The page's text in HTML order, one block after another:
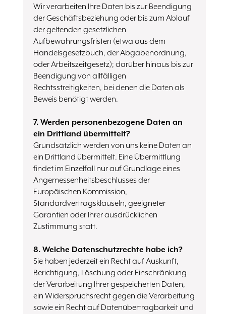
Wir verarbeiten Ihre Daten bis zur Beendigung
der Geschäftsbeziehung oder bis zum Ablauf
der geltenden gesetzlichen
Aufbewahrungsfristen (etwa aus dem
Handelsgesetzbuch, der Abgabenordnung,
oder Arbeitszeitgesetz); darüber hinaus bis zur
Beendigung von allfälligen
Rechtsstreitigkeiten, bei denen die Daten als
Beweis benötigt werden.
7. Werden personenbezogene Daten an
ein Drittland übermittelt?
Grundsätzlich werden von uns keine Daten an
ein Drittland übermittelt. Eine Übermittlung
findet im Einzelfall nur auf Grundlage eines
Angemessenheitsbeschlusses der
Europäischen Kommission,
Standardvertragsklauseln, geeigneter
Garantien oder Ihrer ausdrücklichen
Zustimmung statt.
8. Welche Datenschutzrechte habe ich?
Sie haben jederzeit ein Recht auf Auskunft,
Berichtigung, Löschung oder Einschränkung
der Verarbeitung Ihrer gespeicherten Daten,
ein Widerspruchsrecht gegen die Verarbeitung
sowie ein Recht auf Datenübertragbarkeit und